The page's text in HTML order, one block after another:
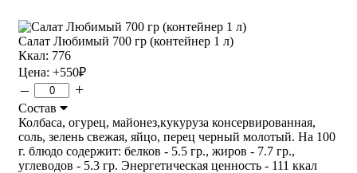
Салат Любимый 700 гр (контейнер 1 л)
Ккал: 776
Цена: +550₽
– +
Состав
Колбаса, огурец, майонез,кукуруза консервированная,
соль, зелень свежая, яйцо, перец черный молотый. На 100
г. блюдо содержит: белков - 5.5 гр., жиров - 7.7 гр.,
углеводов - 5.3 гр. Энергетическая ценность - 111 ккал